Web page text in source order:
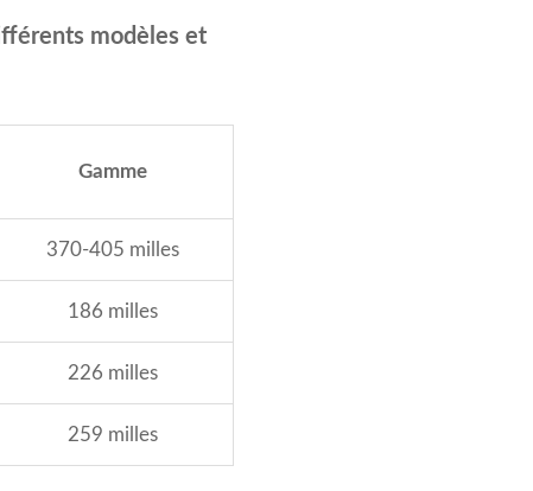
modèles et
Gamme
370-405 milles
186 milles
226 milles
259 milles